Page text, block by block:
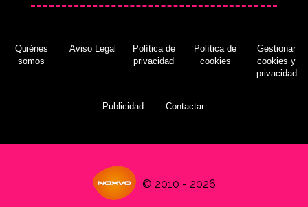
Quiénes
somos
Aviso Legal
Política de
privacidad
Política de
cookies
Gestionar
cookies y
privacidad
Publicidad Contactar
© 2010 - 2026